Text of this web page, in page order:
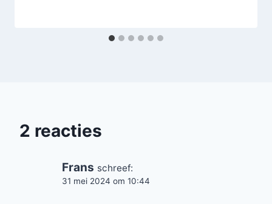
2 reacties
Frans schreef:
31 mei 2024 om 10:44